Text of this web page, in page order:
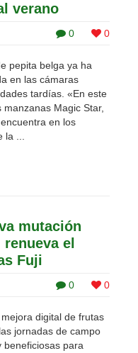
verano
0 0
pepita belga ya ha
en las cámaras
tardías. «En este
Magic Star,
en los
...
mutación
el
Fuji
0 0
digital de frutas
jornadas de campo
para